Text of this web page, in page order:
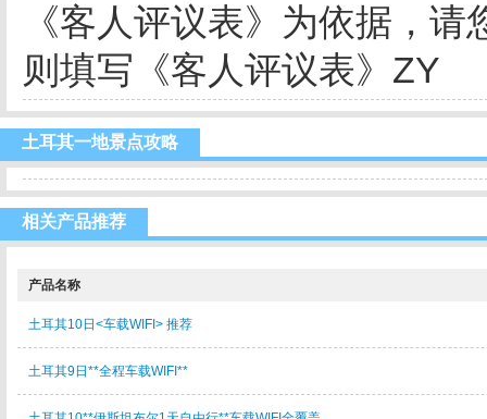
《客人评议表》为依据，
则填写《客人评议表》ZY
土耳其一地景点攻略
相关产品推荐
产品名称
土耳其10日<车载WIFI> 推荐
土耳其9日**全程车载WIFI**